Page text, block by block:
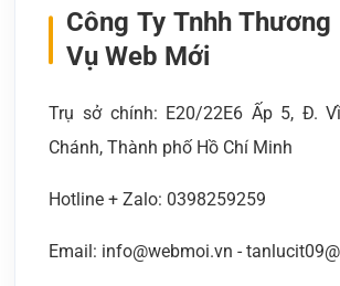
Công Ty Tnhh
Vụ Web Mới
Trụ sở chính: E20/22E6 Ấp 5, Đ.
Chánh, Thành phố Hồ Chí Minh
Hotline + Zalo: 0398259259
Email: info@webmoi.vn -